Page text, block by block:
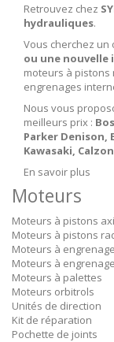
Retrouvez chez
hydrauliques.
Vous cherchez un
ou une
moteurs à pistons
engrenages
Nous vous
meilleurs prix :
Parker Denison,
Kawasaki,
En savoir plus
Moteurs
Moteurs à pistons
Moteurs à pistons
Moteurs à
Moteurs à
Moteurs à palettes
Moteurs orbitrols
Unités de direction
Kit de réparation
Pochette de joints